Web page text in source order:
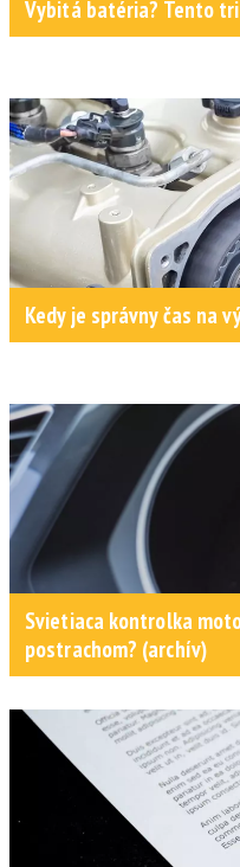
Vybitá batéria? Tento
Kedy je správny čas na
Svietiaca kontrolka
postrachom? (archív)